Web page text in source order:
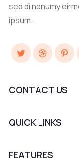
sed di nonumy
ipsum.
TwitterDribbble
CONTACT US
QUICK LINKS
FEATURES